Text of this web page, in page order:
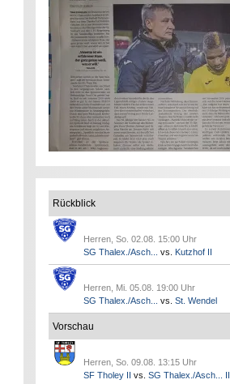
Rückblick
Herren, So. 02.08. 15:00 Uhr
SG Thalex./Asch...
vs. Kutzhof II
Herren, Mi. 05.08. 19:00 Uhr
SG Thalex./Asch...
vs. St. Wendel
Vorschau
Herren, So. 09.08. 13:15 Uhr
SF Tholey II vs. SG Thalex./Asch... II